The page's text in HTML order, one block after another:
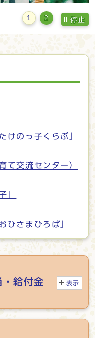
1 2 停止
けのっ子くらぶ」
て交流センター）
」
ひさまひろば」
給付金 表示